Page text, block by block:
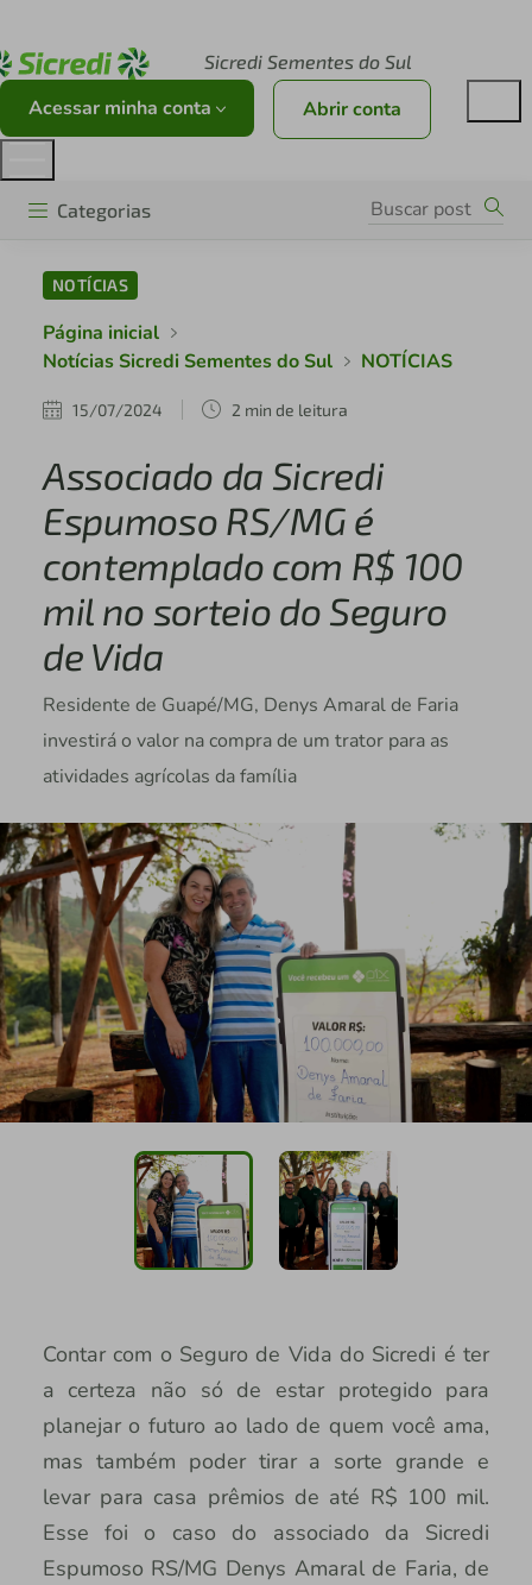
Sicredi Sementes do Sul
Acessar minha conta Abrir conta
Categorias
NOTÍCIAS
Página inicial
Notícias Sicredi Sementes do Sul
NOTÍCIAS
15/07/2024 2 min de leitura
Associado da Sicredi
Espumoso RS/MG é
contemplado com R$ 100
mil no sorteio do Seguro
de Vida
Residente de Guapé/MG, Denys Amaral de Faria
investirá o valor na compra de um trator para as
atividades agrícolas da família
Contar com o Seguro de Vida do Sicredi é ter
a certeza não só de estar protegido para
planejar o futuro ao lado de quem você ama,
mas também poder tirar a sorte grande e
levar para casa prêmios de até R$ 100 mil.
Esse foi o caso do associado da Sicredi
Espumoso RS/MG Denys Amaral de Faria, de